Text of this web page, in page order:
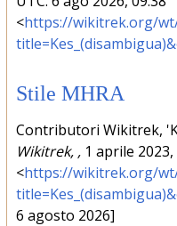
<https://wikitrek.org/
Stile MHRA
Contributori Wikitrek,
Wikitrek, ,1 aprile 2023,
<https://wikitrek.org/
6 agosto 2026]